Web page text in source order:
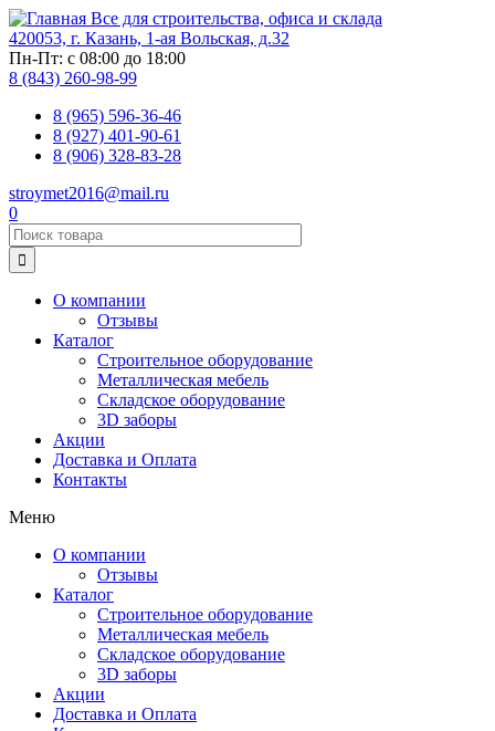
Перейти
к
основному
содержанию
Все для строительства, офиса и склада
420053, г. Казань, 1-ая Вольская, д.32
Пн-Пт: с 08:00 до 18:00
8 (843) 260-98-99
8 (965) 596-36-46
8 (927) 401-90-61
8 (906) 328-83-28
stroymet2016@mail.ru
0

Основная
навигация
О компании
Отзывы
Каталог
Строительное оборудование
Металлическая мебель
Складское оборудование
3D заборы
Акции
Доставка и Оплата
Контакты
Меню
О компании
Отзывы
Каталог
Строительное оборудование
Металлическая мебель
Складское оборудование
3D заборы
Акции
Доставка и Оплата